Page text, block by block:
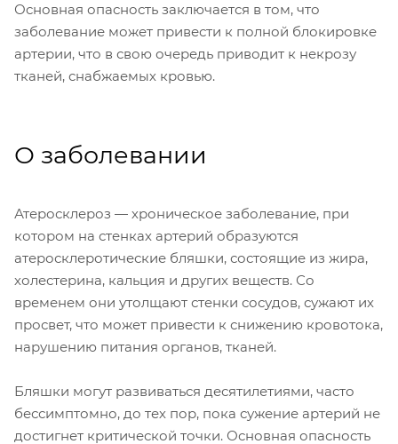
Основная опасность заключается в том, что
заболевание может привести к полной блокировке
артерии, что в свою очередь приводит к некрозу
тканей, снабжаемых кровью.
О заболевании
Атеросклероз — хроническое заболевание, при
котором на стенках артерий образуются
атеросклеротические бляшки, состоящие из жира,
холестерина, кальция и других веществ. Со
временем они утолщают стенки сосудов, сужают их
просвет, что может привести к снижению кровотока,
нарушению питания органов, тканей.
Бляшки могут развиваться десятилетиями, часто
бессимптомно, до тех пор, пока сужение артерий не
достигнет критической точки. Основная опасность